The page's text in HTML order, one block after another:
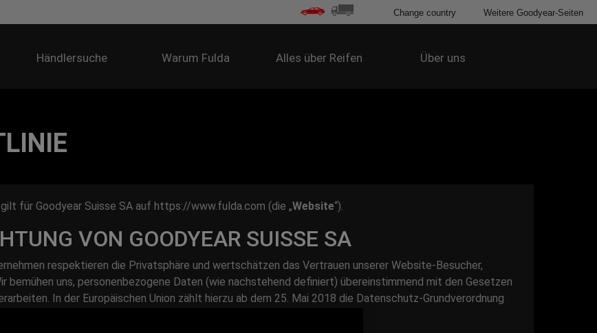
Händlersuche Warum Fulda Alles über Reifen Über uns
Change country Weitere Goodyear-Seiten
gilt für Goodyear Suisse SA auf https://www.fulda.com (die „Website“).
VON GOODYEAR SUISSE SA
respektieren die Privatsphäre und wertschätzen das Vertrauen unserer Website-Besucher,
bemühen uns, personenbezogene Daten (wie nachstehend definiert) übereinstimmend mit den Gesetzen
In der Europäischen Union zählt hierzu ab dem 25. Mai 2018 die Datenschutz-Grundverordnung